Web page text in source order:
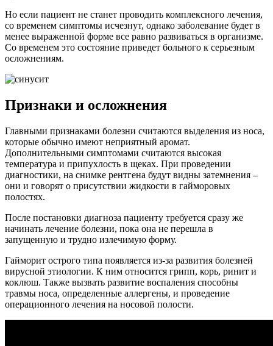
Но если пациент не станет проводить комплексного лечения,
со временем симптомы исчезнут, однако заболевание будет в
менее выраженной форме все равно развиваться в организме.
Со временем это состояние приведет больного к серьезным
осложнениям.
Признаки и осложнения
Главными признаками болезни считаются выделения из носа,
которые обычно имеют неприятный аромат.
Дополнительными симптомами считаются высокая
температура и припухлость в щеках. При проведении
диагностики, на снимке рентгена будут видны затемнения –
они и говорят о присутствии жидкости в гайморовых
полостях.
После постановки диагноза пациенту требуется сразу же
начинать лечение болезни, пока она не перешла в
запущенную и трудно излечимую форму.
Гайморит острого типа появляется из-за развития болезней
вирусной этиологии. К ним относится грипп, корь, ринит и
коклюш. Также вызвать развитие воспаления способны
травмы носа, определенные аллергены, и проведение
операционного лечения на носовой полости.